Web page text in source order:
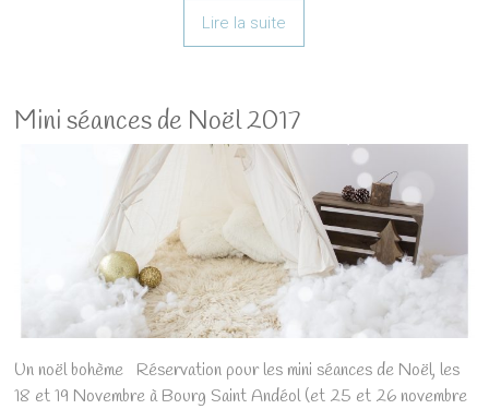
Lire la suite
Mini séances de Noël 2017
Un noël bohème Réservation pour les mini séances de Noël, les
18 et 19 Novembre à Bourg Saint Andéol (et 25 et 26 novembre